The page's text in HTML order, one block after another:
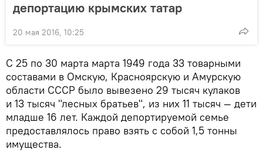
депортацию крымских татар
20 мая 2016, 10:25
С 25 по 30 марта марта 1949 года 33 товарными
составами в Омскую, Красноярскую и Амурскую
области СССР было вывезено 29 тысяч кулаков
и 13 тысяч "лесных братьев", из них 11 тысяч — дети
младше 16 лет. Каждой депортируемой семье
предоставлялось право взять с собой 1,5 тонны
имущества.